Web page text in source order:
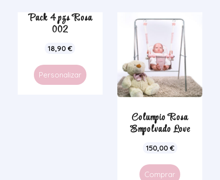
Pack 4 pzs Rosa
002
18,90€
Personalizar
Columpio Rosa
Empolvado Love
150,00 €
Comprar